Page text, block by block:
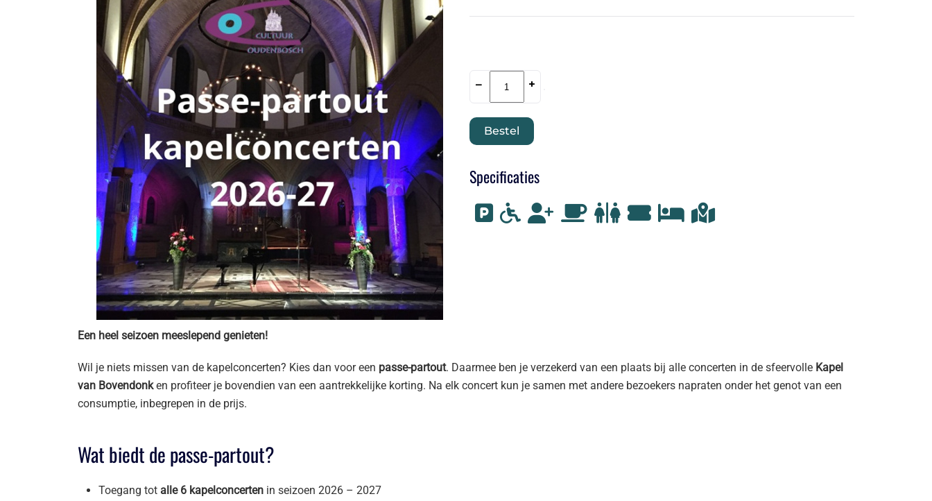
– +
Bestel
Specificaties
Een heel seizoen meeslepend genieten!
Wil je niets missen van de kapelconcerten? Kies dan voor een passe-partout. Daarmee ben je verzekerd van een plaats bij alle concerten in de sfeervolle Kapel
van Bovendonken profiteer je bovendien van een aantrekkelijke korting. Na elk concert kun je samen met andere bezoekers napraten onder het genot van een
consumptie, inbegrepen in de prijs.
Wat biedt de passe-partout?
Toegang tot alle 6 kapelconcerten in seizoen 2026 – 2027